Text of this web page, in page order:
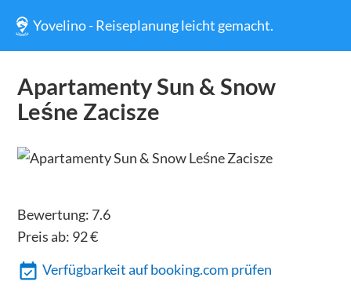
Yovelino - Reiseplanung leicht gemacht.
Apartamenty Sun & Snow
Leśne Zacisze
Bewertung: 7.6
Preis ab: 92€
Verfügbarkeit auf booking.com prüfen